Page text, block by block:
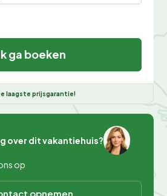
ga boeken
laagste prijsgarantie!
over dit vakantiehuis?
op
opnemen